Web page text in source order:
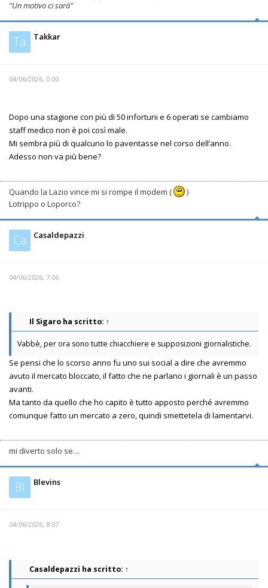
"Un motivo ci sarà"
Ta Takkar
04/06/2026, 0:00
Dopo una stagione con più di 50 infortuni e 6 operati se cambiamo
staff medico non è poi così male.
Mi sembra più di qualcuno lo paventasse nel corso dell’anno.
Adesso non va più bene?
Quando la Lazio vince mi si rompe il modem (
)
Lotrippo o Loporco?
Ca Casaldepazzi
04/06/2026, 7:06
Il Sigaro ha scritto: ↑
Vabbè, per ora sono tutte chiacchiere e supposizioni giornalistiche.
Se pensi che lo scorso anno fu uno sui social a dire che avremmo
avuto il mercato bloccato, il fatto che ne parlano i giornali è un passo
avanti.
Ma tanto da quello che ho capito è tutto apposto perché avremmo
comunque fatto un mercato a zero, quindi smettetela di lamentarvi.
mi diverto solo se…
Bl Blevins
04/06/2026, 8:07
Casaldepazzi ha scritto: ↑